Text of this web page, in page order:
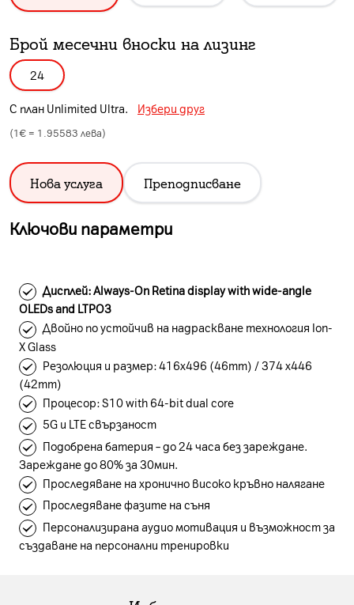
Брой месечни вноски на лизинг
24
С план Unlimited Ultra. Избери друг
(1€ = 1.95583 лева)
Нова услуга Преподписване
Ключови параметри
Дисплей: Always-On Retina display with wide-angle
OLEDs and LTPO3
Двойно по устойчив на надраскване технология Ion-
X Glass
Резолюция и размер: 416х496 (46mm) / 374 x446
(42mm)
Процесор: S10 with 64-bit dual core
5G и LTE свързаност
Подобрена батерия – до 24 часа без зареждане.
Зареждане до 80% за 30мин.
Проследяване на хронично високо кръвно налягане
Проследяване фазите на съня
Персонализирана аудио мотивация и възможност за
създаване на персонални тренировки